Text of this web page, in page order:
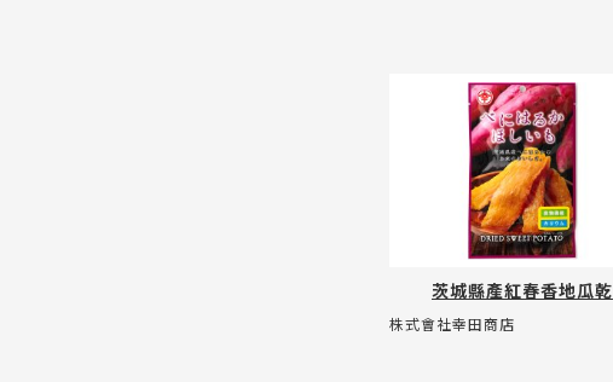
茨城縣產紅春香地瓜乾
株式會社幸田商店